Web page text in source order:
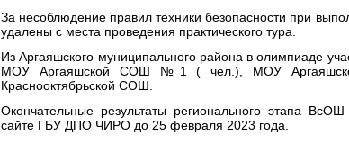
За несоблюдение правил техники безопасности при
удалены с места проведения практического тура.
Из Аргаяшского муниципального района в олимпиаде
МОУ Аргаяшской СОШ №1 ( чел.), МОУ
Краснооктябрьской СОШ.
Окончательные результаты регионального этапа
сайте ГБУ ДПО ЧИРО до 25 февраля 2023 года.